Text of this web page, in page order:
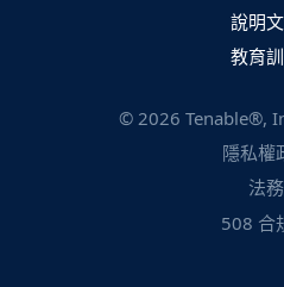
說明
教育
© 2026 Tenable®,
隱私權
法務
508 合